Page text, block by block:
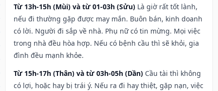
Từ 13h-15h (Mùi) và từ 01-03h (Sửu) Là giờ rất tốt lành,
nếu đi thường gặp được may mắn. Buôn bán, kinh doanh
có lời. Người đi sắp về nhà. Phụ nữ có tin mừng. Mọi việc
trong nhà đều hòa hợp. Nếu có bệnh cầu thì sẽ khỏi, gia
đình đều mạnh khỏe.
Từ 15h-17h (Thân) và từ 03h-05h (Dần) Cầu tài thì không
có lợi, hoặc hay bị trái ý. Nếu ra đi hay thiệt, gặp nạn, việc